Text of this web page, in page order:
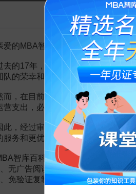
價值。上面已談到司法程式具有正當性
當就無程式公正；獨立性是程式公正的
價值。司法權的實體公正是指司法權在
性的及合法性的認識；並包括適用法律
之內司法權對相同性質的案件糾紛之處
，故，對全國各地的同一性質的糾紛應
為在全國的一致性，而且還體現在國際
能再做出另一個司法判決；而國家之間
赏 MBA
告MBA智库
爱的MBA智库百科用户：
去的17年，百科频道一直以免费公
队的荣幸和骄傲。
而，在目前越来越严峻的经营挑战
营支出，必然会越来越影响您的使
此，经过审慎地考虑，我们决定推
服务和更优质的内容。
智库百科VIP会员（9.9元 / 年，
无广告阅读；
免验证复制。